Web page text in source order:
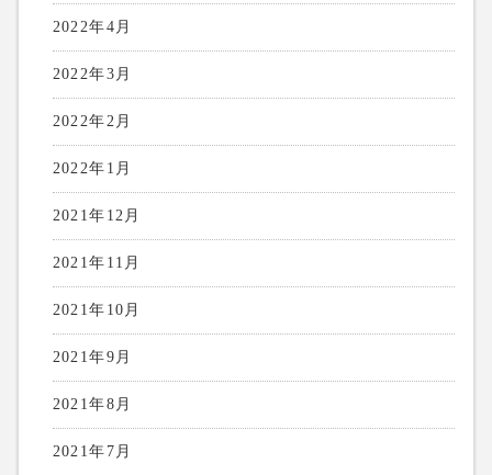
2022年4月
2022年3月
2022年2月
2022年1月
2021年12月
2021年11月
2021年10月
2021年9月
2021年8月
2021年7月